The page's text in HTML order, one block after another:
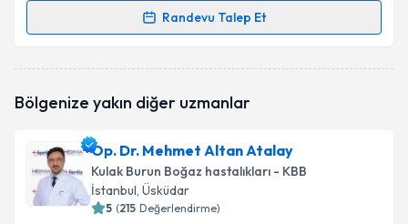
Randevu Talep Et
Randevu Takvimi Talebi
oluşturun. Size bu uzmandan randevu almanız için bir
E-posta Adresiniz
Bölgenize yakın diğer uzmanlar
Op. Dr. Mehmet Altan Atalay
Kulak Burun Boğaz hastalıkları - KBB
İstanbul, Üsküdar
5 (215 Değerlendirme)